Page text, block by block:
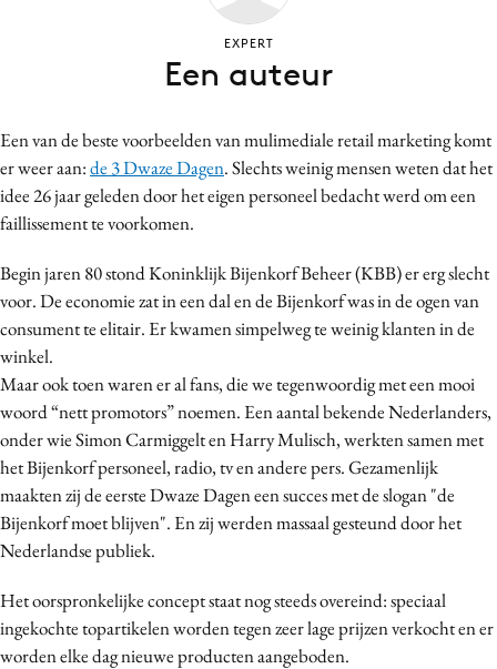
Craft
Customer Experience
Data & Insights
Digital transformation
Diversiteit
Effectiviteit
Gedragsverandering
Influencer marketing
Interne communicatie
Martech
Media
Merkstrategie
Programmatic
Purpose Marketing
Een van de beste voorbeelden van mulimediale retail marketing komt
er weer aan:de 3 Dwaze Dagen. Slechts weinig mensen weten dat het
idee 26 jaar geleden door het eigen personeel bedacht werd om een
faillissement te voorkomen.
Begin jaren 80 stond Koninklijk Bijenkorf Beheer (KBB) er erg slecht
voor. De economie zat in een dal en de Bijenkorf was in de ogen van
consument te elitair. Er kwamen simpelweg te weinig klanten in de
winkel.
Maar ook toen waren er al fans, die we tegenwoordig met een mooi
woord “nett promotors” noemen. Een aantal bekende Nederlanders,
onder wie Simon Carmiggelt en Harry Mulisch, werkten samen met
het Bijenkorf personeel, radio, tv en andere pers. Gezamenlijk
maakten zij de eerste Dwaze Dagen een succes met de slogan "de
Bijenkorf moet blijven". En zij werden massaal gesteund door het
Nederlandse publiek.
Het oorspronkelijke concept staat nog steeds overeind: speciaal
ingekochte topartikelen worden tegen zeer lage prijzen verkocht en er
worden elke dag nieuwe producten aangeboden.
EXPERT
Een auteur